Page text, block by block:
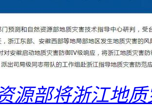
源部将浙江地